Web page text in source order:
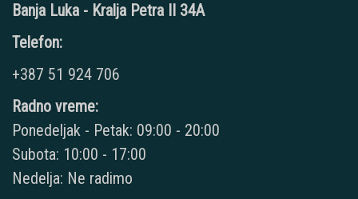
Banja Luka - Kralja Petra II 34A
Telefon:
+387 51 924 706
Radno vreme:
Ponedeljak - Petak: 09:00 - 20:00
Subota: 10:00 - 17:00
Nedelja: Ne radimo